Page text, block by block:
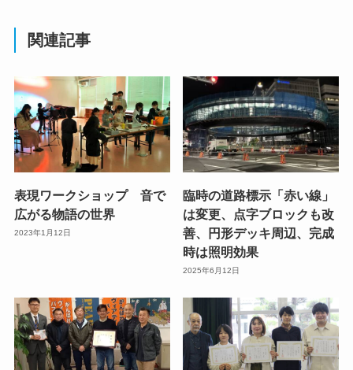
関連記事
表現ワークショップ 音で
広がる物語の世界
2023年1月12日
臨時の道路標示「赤い線」
は変更、点字ブロックも改
善、円形デッキ周辺、完成
時は照明効果
2025年6月12日